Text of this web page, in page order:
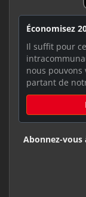
Économisez
Il suffit pour
nous pouvons
partant de
Abonnez-